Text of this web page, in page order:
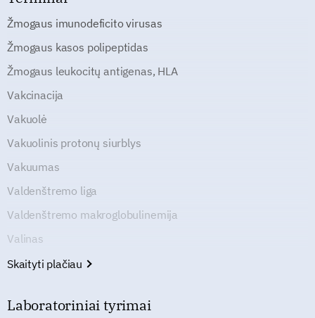
Žmogaus imunodeficito virusas
Žmogaus kasos polipeptidas
Žmogaus leukocitų antigenas, HLA
Vakcinacija
Vakuolė
Vakuolinis protonų siurblys
Vakuumas
Valdenštremo liga
Valdenštremo makroglobulinemija
Valinas
Skaityti plačiau
Laboratoriniai tyrimai